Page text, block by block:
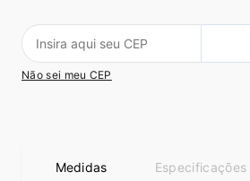
Não sei meu CEP
Medidas Especificações